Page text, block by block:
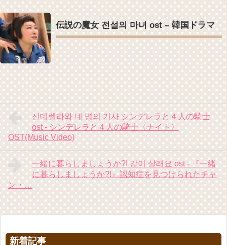
伝説の魔女 전설의 마녀 ost – 韓国ドラマ
신데렐라와 네 명의 기사 シンデレラと４人の騎士
ost - シンデレラと４人の騎士〈ナイト〉
OST(Music Video)
一緒に暮らしましょうか?! 같이 살래요 ost - 『一緒
に暮らしましょうか?!』認知症を見つけられたチャ
ン・…
新着記事